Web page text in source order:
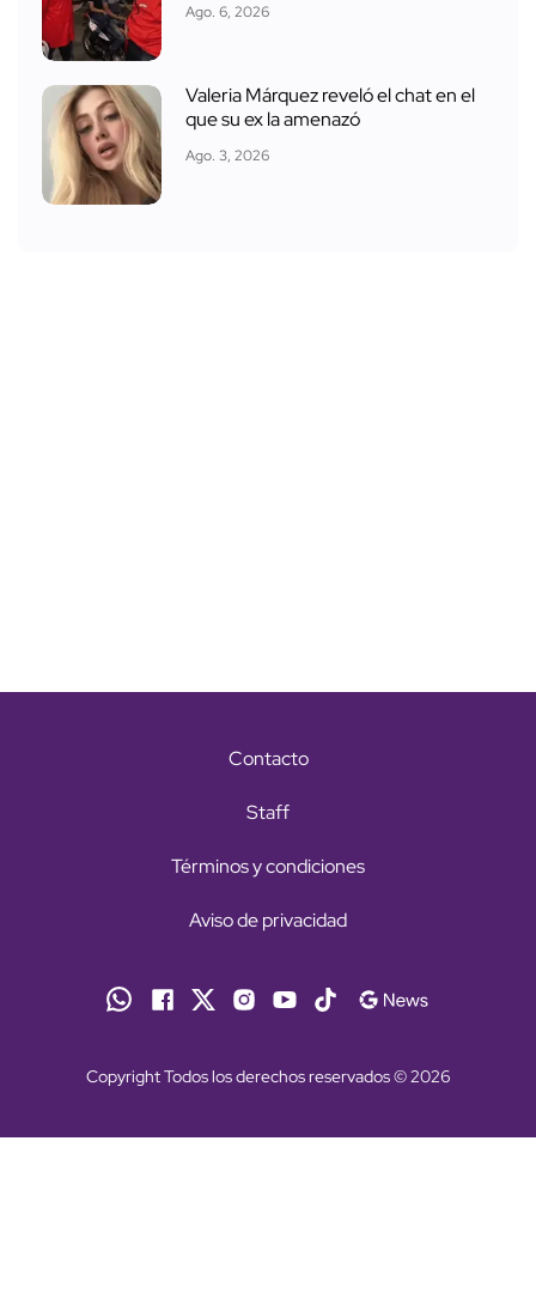
Ago. 6, 2026
Valeria Márquez reveló el chat en el
que su ex la amenazó
Ago. 3, 2026
Contacto
Staff
Términos y condiciones
Aviso de privacidad
Copyright Todos los derechos reservados © 2026